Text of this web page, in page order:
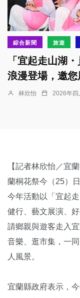
綜合新聞 旅遊
「宜起走山湖
浪漫登場，邀
林欣怡 2026年四
【記者林欣怡／宜
蘭桐花祭今（25）
今年活動以「宜起
健行、藝文展演、
請鄉親與遊客走入
音樂、逛市集，一
人風景。
宜蘭縣政府表示，